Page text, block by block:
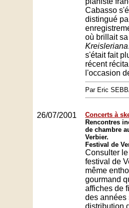
Cabasso
distingué
où brillait
Kreisleriana
s'était fait
récent
l'occasion
Par Eric
26/07/2001
Concerts à
Rencontres
de chambre
Verbier.
Festival de
Consulter
festival de
même
gourmand
affiches de
des années
distribution